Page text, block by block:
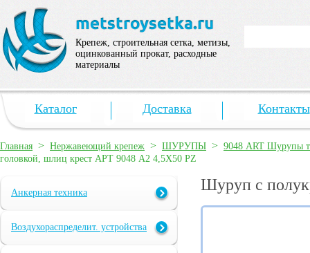
Крепеж, строительная сетка, метизы,
оцинкованный прокат, расходные
материалы
Каталог Доставка Контакты
Главная > Нержавеющий крепеж > ШУРУПЫ > 9048 ART Шурупы
головкой, шлиц крест АРТ 9048 А2 4,5X50 PZ
Анкерная техника
Воздухораспределит. устройства
Шуруп с